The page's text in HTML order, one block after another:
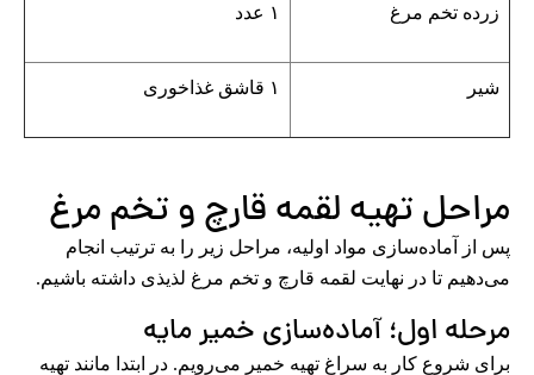
زرده تخم مرغ ۱ عدد
شیر ۱ قاشق غذاخوری
مراحل تهیه لقمه قارچ و تخم مرغ
پس از آماده‌سازی مواد اولیه، مراحل زیر را به ترتیب انجام
می‌دهیم تا در نهایت لقمه قارچ و تخم مرغ لذیذی داشته باشیم.
مرحله اول؛ آماده‌سازی خمیر مایه
برای شروع کار به سراغ تهیه خمیر می‌رویم. در ابتدا مانند تهیه